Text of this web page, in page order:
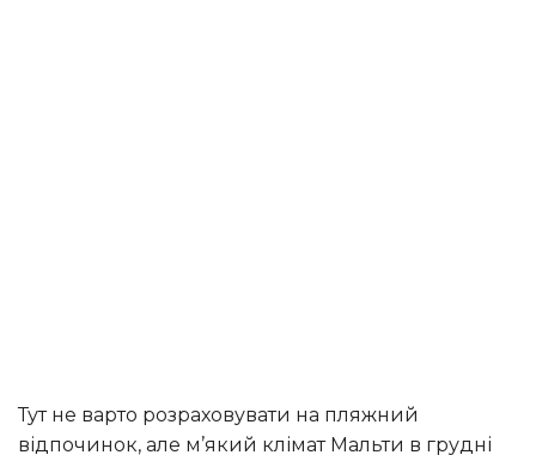
Тут не варто розраховувати на пляжний
відпочинок, але м’який клімат Мальти в грудні